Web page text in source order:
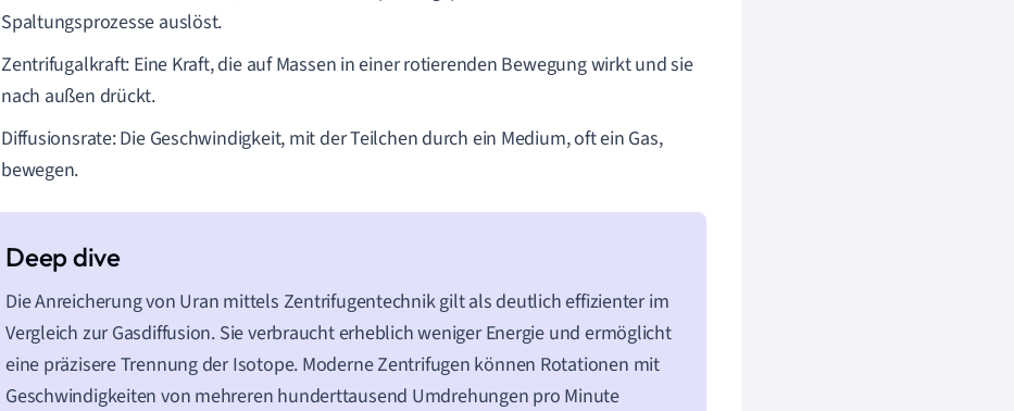
Spaltungsprozesse auslöst.
Zentrifugalkraft: Eine Kraft, die auf Massen in einer rotierenden Bewegung wirkt und sie
nach außen drückt.
Diffusionsrate: Die Geschwindigkeit, mit der Teilchen durch ein Medium, oft ein Gas,
bewegen.
Die Anreicherung von Uran mittels Zentrifugentechnik gilt als deutlich effizienter im
Vergleich zur Gasdiffusion. Sie verbraucht erheblich weniger Energie und ermöglicht
eine präzisere Trennung der Isotope. Moderne Zentrifugen können Rotationen mit
Geschwindigkeiten von mehreren hunderttausend Umdrehungen pro Minute